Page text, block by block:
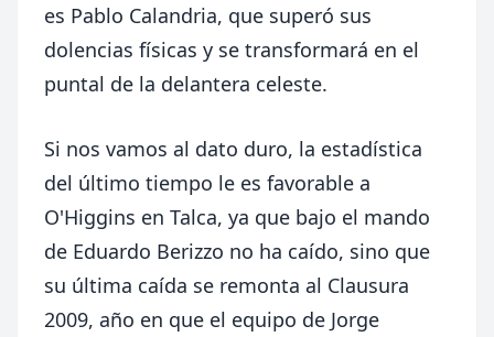
es Pablo Calandria, que superó sus
dolencias físicas y se transformará en el
puntal de la delantera celeste.
Si nos vamos al dato duro, la estadística
del último tiempo le es favorable a
O'Higgins en Talca, ya que bajo el mando
de Eduardo Berizzo no ha caído, sino que
su última caída se remonta al Clausura
2009, año en que el equipo de Jorge